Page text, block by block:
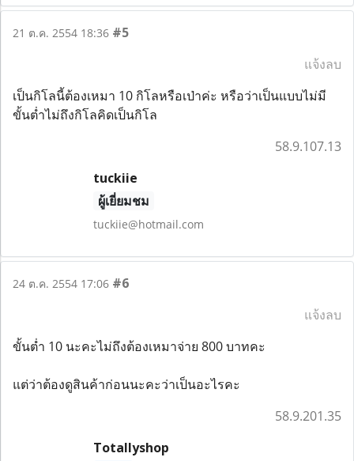
21 ต.ค. 2554 18:36 #5
แจ้งลบ
เป็นกิโลนี้ต้องเหมา 10 กิโลหรือเป่าค่ะ หรือว่าเป็นแบบไม่มี
ขั้นต่ำไม่ถึงกิโลคิดเป็นกิโล
58.9.107.13
tuckiie
ผู้เยี่ยมชม
tuckiie@hotmail.com
24 ต.ค. 2554 17:06 #6
แจ้งลบ
ขั้นต่ำ 10 นะคะไม่ถึงต้องเหมาจ่าย 800 บาทคะ
แต่ว่าต้องดูสินค้าก่อนนะคะว่าเป็นอะไรคะ
58.9.201.35
Totallyshop